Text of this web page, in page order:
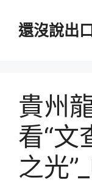
還沒說出口
貴州
看“文
之光